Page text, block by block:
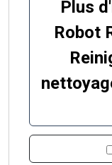
Plus
Robot